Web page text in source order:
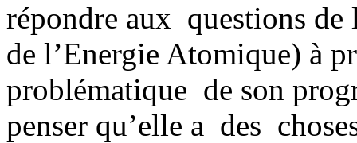
répondre aux questions
de l’Energie Atomique) à
problématique de son
penser qu’elle a des